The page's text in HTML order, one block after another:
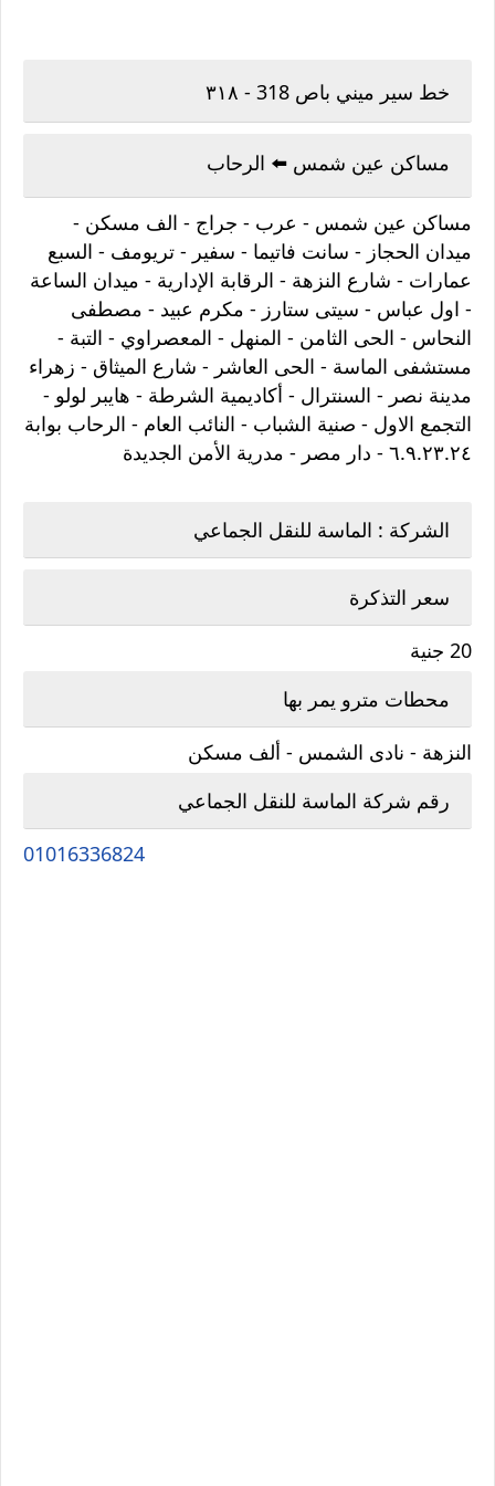
خط سير ميني باص 318 - ٣١٨
مساكن عين شمس ⬅️ الرحاب
مساكن عين شمس - عرب - جراج - الف مسكن -
ميدان الحجاز - سانت فاتيما - سفير - تريومف - السبع
عمارات - شارع النزهة - الرقابة الإدارية - ميدان الساعة
- اول عباس - سيتى ستارز - مكرم عبيد - مصطفى
النحاس - الحى الثامن - المنهل - المعصراوي - التبة -
مستشفى الماسة - الحى العاشر - شارع الميثاق - زهراء
مدينة نصر - السنترال - أكاديمية الشرطة - هايبر لولو -
التجمع الاول - صنية الشباب - النائب العام - الرحاب بوابة
٦.٩.٢٣.٢٤ - دار مصر - مدرية الأمن الجديدة
الشركة : الماسة للنقل الجماعي
سعر التذكرة
20 جنية
محطات مترو يمر بها
النزهة - نادى الشمس - ألف مسكن
رقم شركة الماسة للنقل الجماعي
01016336824